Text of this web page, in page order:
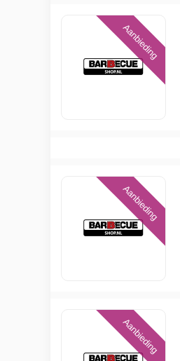
Aanbieding
Aanbieding
Aanbieding